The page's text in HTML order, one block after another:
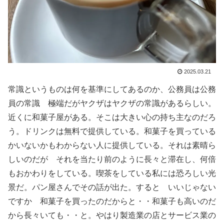
2025.03.21
常識というものは何を基準にしてあるのか、公務員は公務
員の常識 極端だがヤクザはヤクザの常識があるらしい。
近くに和菓子屋がある。そこは大きい心の持ち主なのだろ
う。ドリンクは無料で提供している。和菓子を買っている
かいないかもわからない人に提供している。それは素晴ら
しいのだが それを当たり前のように長々と滞在し、何倍
もおかわりをしている。喫茶をしている私には恐ろしい光
景だ。パン屋さんでその話が出た。すると いいじゃない
ですか 和菓子を買ったのだからと・・和菓子も高いのだ
から長々いても・・と。やはり製造業の店とサービス業の